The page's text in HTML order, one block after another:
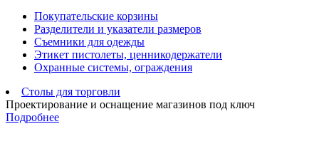
Покупательские корзины
Разделители и указатели размеров
Съемники для одежды
Этикет пистолеты, ценникодержатели
Охранные системы, ограждения
Столы для торговли
Проектирование и оснащение магазинов под ключ
Подробнее